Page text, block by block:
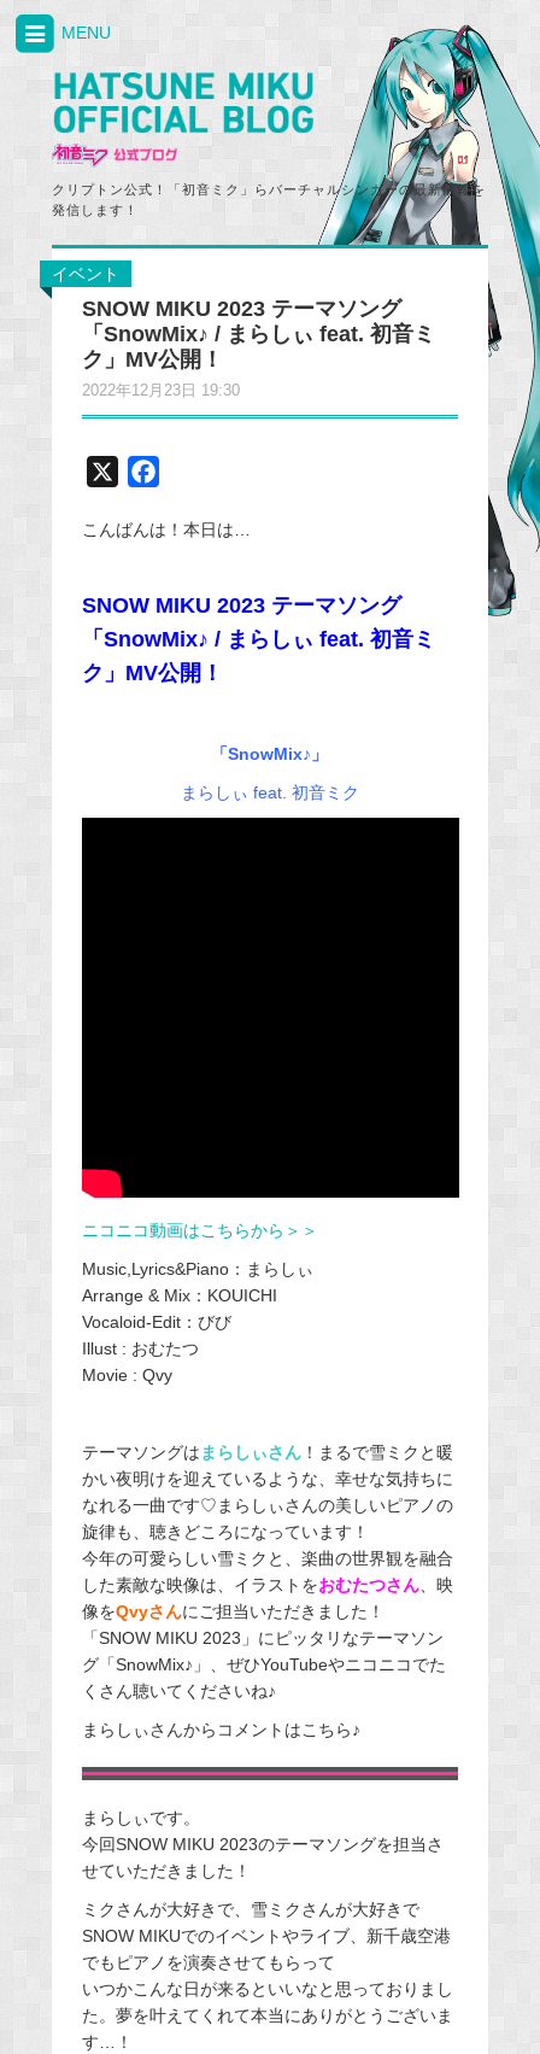
クリプトン公式！「初音ミク」らバーチャルシンガーの最新情報を
発信します！
MENU
イベント
SNOW MIKU 2023 テーマソング
「SnowMix♪ / まらしぃ feat. 初音ミ
ク」MV公開！
2022年12月23日 19:30
c
b
o
o
こんばんは！本日は…
SNOW MIKU 2023 テーマソング
「SnowMix♪ / まらしぃ feat. 初音ミ
ク」MV公開！
「SnowMix♪」
まらしぃ feat. 初音ミク
ニコニコ動画はこちらから＞＞
Music,Lyrics&Piano：まらしぃ
Arrange & Mix：KOUICHI
Vocaloid-Edit：びび
Illust : おむたつ
Movie : Qvy
テーマソングはまらしぃさん！まるで雪ミクと暖
かい夜明けを迎えているような、幸せな気持ちに
なれる一曲です♡まらしぃさんの美しいピアノの
旋律も、聴きどころになっています！
今年の可愛らしい雪ミクと、楽曲の世界観を融合
した素敵な映像は、イラストをおむたつさん、映
像をQvyさんにご担当いただきました！
「SNOW MIKU 2023」にピッタリなテーマソン
グ「SnowMix♪」、ぜひYouTubeやニコニコでた
くさん聴いてくださいね♪
まらしぃさんからコメントはこちら♪
まらしぃです。
今回SNOW MIKU 2023のテーマソングを担当さ
せていただきました！
ミクさんが大好きで、雪ミクさんが大好きで
SNOW MIKUでのイベントやライブ、新千歳空港
でもピアノを演奏させてもらって
いつかこんな日が来るといいなと思っておりまし
た。夢を叶えてくれて本当にありがとうございま
す…！